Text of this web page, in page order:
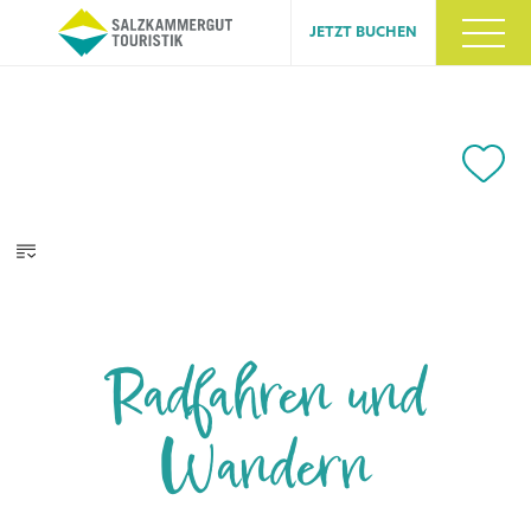
JETZT BUCHEN
Radfahren und
Wandern